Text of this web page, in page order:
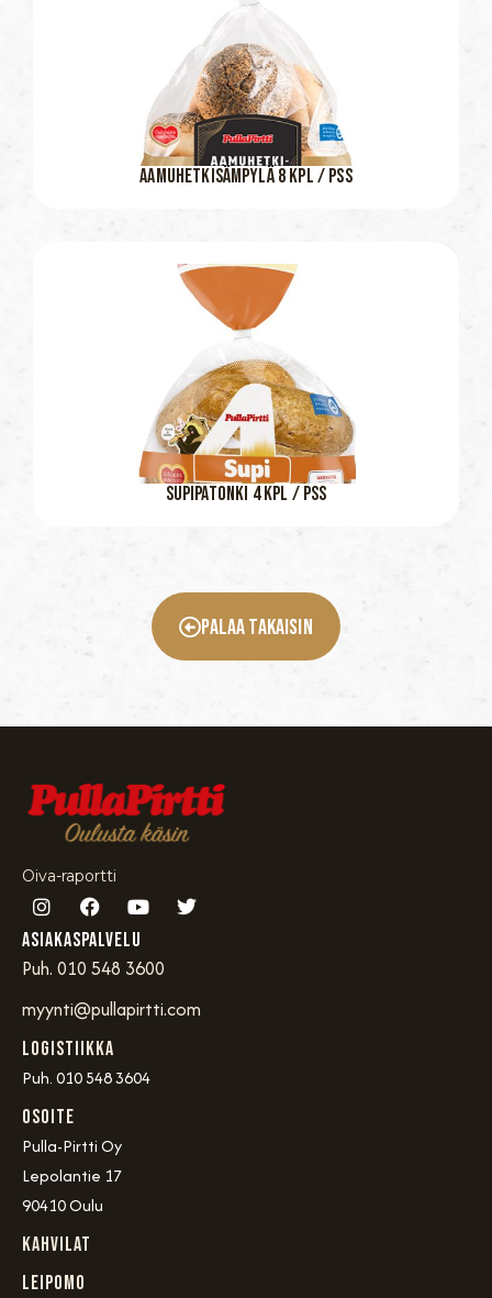
AAMUHETKISÄMPYLÄ 8 KPL / PSS
SUPIPATONKI 4 KPL / PSS
Palaa Takaisin
Oiva-raportti
Asiakaspalvelu
Puh. 010 548 3600
myynti@pullapirtti.com
Logistiikka
Puh. 010 548 3604
OSOITE
Pulla-Pirtti Oy
Lepolantie 17
90410 Oulu
Kahvilat
Leipomo